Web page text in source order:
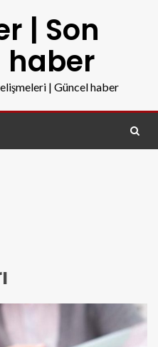
| Son
| Güncel haber